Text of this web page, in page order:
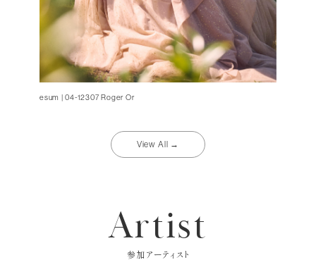
esum | 04-12307 Roger Or
View All →
Artist
参加アーティスト